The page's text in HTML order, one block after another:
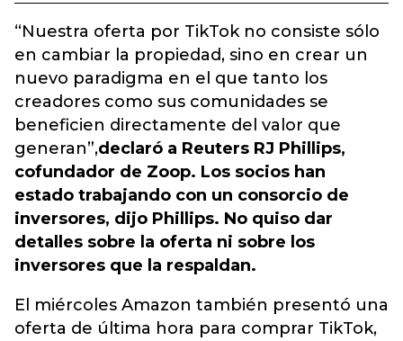
“Nuestra oferta por TikTok no consiste sólo
en cambiar la propiedad, sino en crear un
nuevo paradigma en el que tanto los
creadores como sus comunidades se
beneficien directamente del valor que
generan”,declaró a Reuters RJ Phillips,
cofundador de Zoop. Los socios han
estado trabajando con un consorcio de
inversores, dijo Phillips. No quiso dar
detalles sobre la oferta ni sobre los
inversores que la respaldan.
El miércoles Amazon también presentó una
oferta de última hora para comprar TikTok,